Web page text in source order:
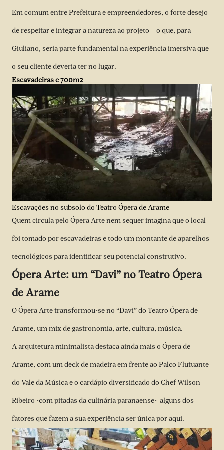
Em comum entre Prefeitura e empreendedores, o forte desejo
de respeitar e integrar a natureza ao projeto – o que, para
Giuliano, seria parte fundamental na experiência imersiva que
o seu cliente deveria ter no lugar.
Escavadeiras e 700m2
Escavações no subsolo do Teatro Ópera de Arame
Quem circula pelo Ópera Arte nem sequer imagina que o local
foi tomado por escavadeiras e todo um montante de aparelhos
tecnológicos para identificar seu potencial construtivo.
Ópera Arte: um “Davi” no Teatro Ópera
de Arame
O Ópera Arte transformou-se no “Davi” do Teatro Ópera de
Arame, um mix de gastronomia, arte, cultura, música.
A arquitetura minimalista destaca ainda mais o Ópera de
Arame, com um deck de madeira em frente ao Palco Flutuante
do Vale da Música e o cardápio diversificado do Chef Wilson
Ribeiro -com pitadas da culinária paranaense- alguns dos
fatores que fazem a sua experiência ser única por aqui.